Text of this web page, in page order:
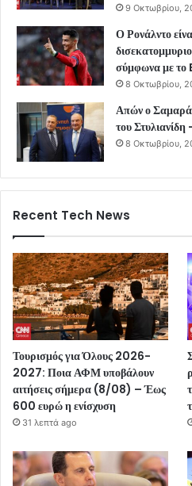
9 Οκτωβρίου,
Ο Ρονάλντο
σύμφωνα με
8 Οκτωβρίου,
Απών ο
του Στυλιανίδη
8 Οκτωβρίου,
Recent Tech News
Τουρισμός για Όλους 2026-
2027: Ποια ΑΦΜ υποβάλουν
αιτήσεις σήμερα (8/08) – Έως
600 ευρώ η ενίσχυση
31 λεπτά ago